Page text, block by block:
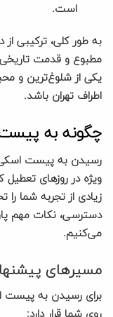
است.
به طور کلی، ترکیبی
مطبوع و قدمت
یکی از شلوغ‌ترین و
اطراف تهران باشد.
چگونه به پیست
رسیدن به پیست اسکی
ویژه در روزهای
زیادی از تجربه شما
دسترسی، نکات مهم
می‌کنیم.
مسیرهای
برای رسیدن به پیست